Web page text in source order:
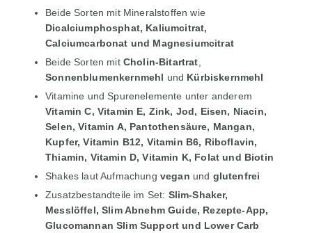
Beide Sorten mit Mineralstoffen wie
Dicalciumphosphat, Kaliumcitrat,
Calciumcarbonat und Magnesiumcitrat
Beide Sorten mit Cholin-Bitartrat
Sonnenblumenkernmehl und Kürbiskernmehl
Vitamine und Spurenelemente unter anderem
Vitamin C, Vitamin E, Zink, Jod, Eisen, Niacin,
Selen, Vitamin A, Pantothensäure, Mangan,
Kupfer, Vitamin B12, Vitamin B6, Riboflavin,
Thiamin, Vitamin D, Vitamin K, Folat und Biotin
Shakes laut Aufmachung vegan und glutenfrei
Zusatzbestandteile im Set: Slim-Shaker,
Messlöffel, Slim Abnehm Guide, Rezepte-App,
Glucomannan Slim Support und Lower Carb